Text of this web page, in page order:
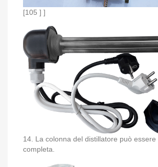
[105 ] ]
14. La colonna del distillatore può essere
completa.